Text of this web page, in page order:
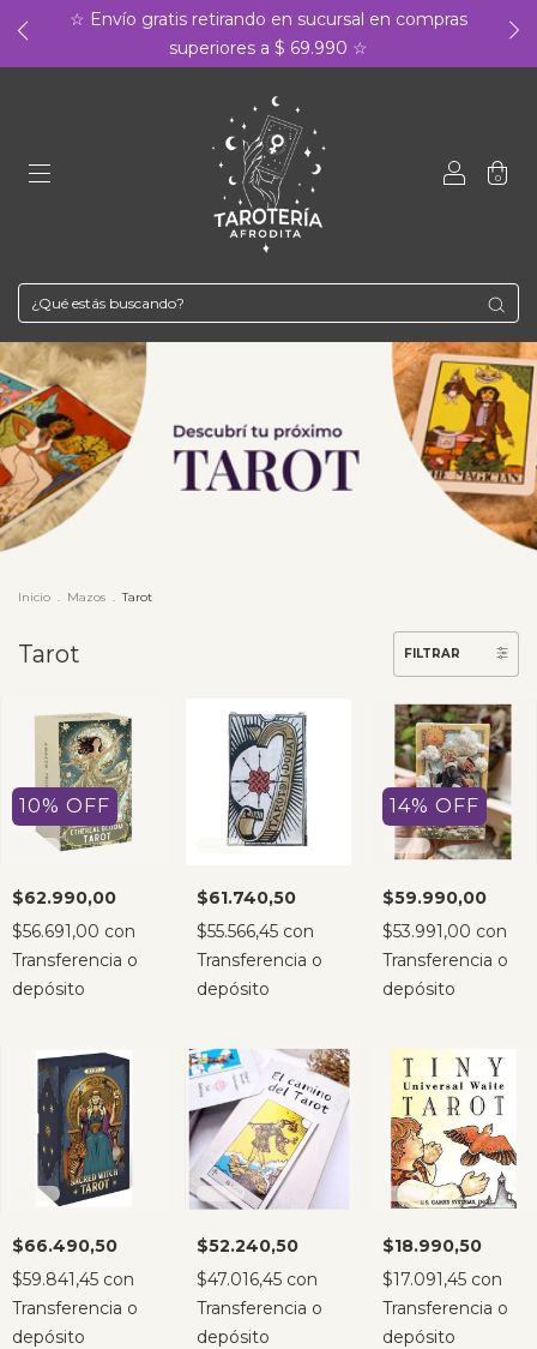
☆ Envío gratis retirando en sucursal en compras
superiores a $ 69.990 ☆
0
Inicio . Mazos . Tarot
Tarot FILTRAR
10% OFF
$62.990,00
$56.691,00 con
Transferencia o
depósito
$61.740,50
$55.566,45 con
Transferencia o
depósito
14% OFF
$59.990,00
$53.991,00 con
Transferencia o
depósito
$66.490,50
$59.841,45 con
Transferencia o
depósito
$52.240,50
$47.016,45 con
Transferencia o
depósito
$18.990,50
$17.091,45 con
Transferencia o
depósito